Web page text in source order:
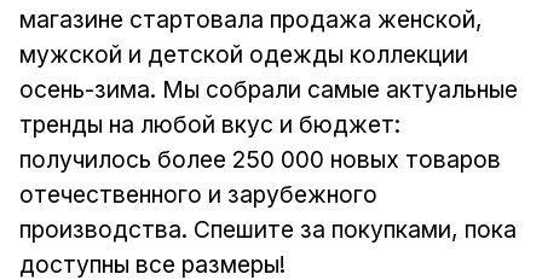
магазине стартовала продажа женской,
мужской и детской одежды коллекции
осень-зима. Мы собрали самые актуальные
тренды на любой вкус и бюджет:
получилось более 250 000 новых товаров
отечественного и зарубежного
производства. Спешите за покупками, пока
доступны все размеры!